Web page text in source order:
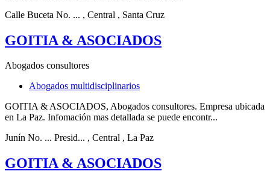
Calle Buceta No. ... , Central , Santa Cruz
GOITIA & ASOCIADOS
Abogados consultores
Abogados multidisciplinarios
GOITIA & ASOCIADOS, Abogados consultores. Empresa ubicada
en La Paz. Infomación mas detallada se puede encontr...
Junín No. ... Presid... , Central , La Paz
GOITIA & ASOCIADOS